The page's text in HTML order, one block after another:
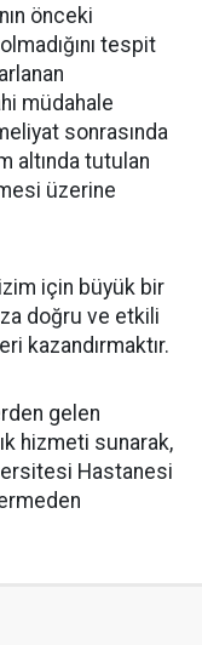
önceki
tespit
müdahale
sonrasında
altında tutulan
üzerine
için büyük bir
doğru ve etkili
kazandırmaktır.
gelen
hizmeti sunarak,
Hastanesi